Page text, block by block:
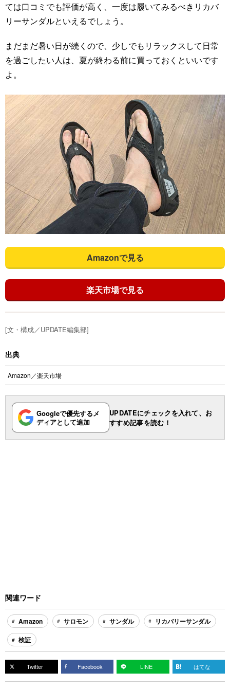
ては口コミでも評価が高く、一度は履いてみるべきリカバ
リーサンダルといえるでしょう。
まだまだ暑い日が続くので、少しでもリラックスして日常
を過ごしたい人は、夏が終わる前に買っておくといいです
よ。
Amazonで見る
楽天市場で見る
[文・構成／UPDATE編集部]
出典
Amazon ／楽天市場
Googleで優先するメ
ディアとして追加
UPDATEにチェックを入れて、お
すすめ記事を読む！
関連ワード
Amazon サロモン サンダル
リカバリーサンダル
検証
Twitter Facebook LINE はてな